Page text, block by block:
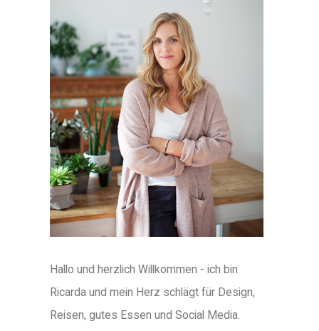
Hallo und herzlich Willkommen - ich bin
Ricarda und mein Herz schlägt für Design,
Reisen, gutes Essen und Social Media.